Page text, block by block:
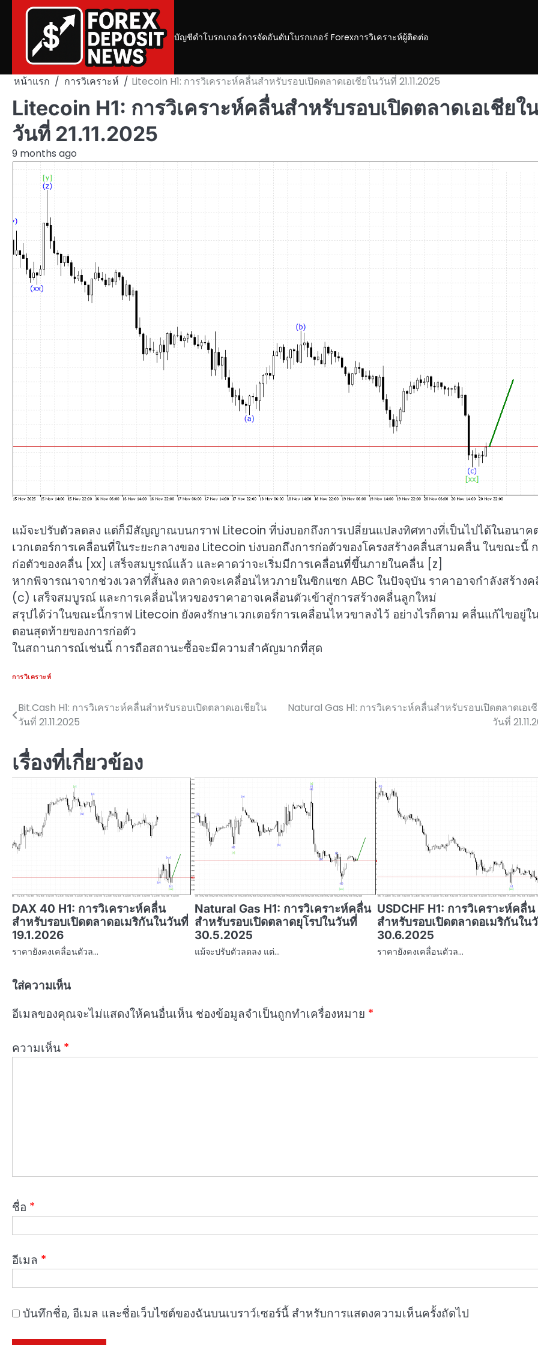
บัญชีดำโบรกเกอร์การจัดอันดับโบรกเกอร์ Forexการวิเคราะห์ผู้ติดต่อ
หน้าแรก การวิเคราะห์ Litecoin H1: การวิเคราะห์คลื่นสำหรับรอบเปิดตลาดเอเชียในวันที่ 21.11.2025
Litecoin H1: การวิเคราะห์คลื่นสำหรับรอบเปิดตลาดเอเชียใ
วันที่ 21.11.2025
9 months ago
แม้จะปรับตัวลดลง แต่ก็มีสัญญาณบนกราฟ Litecoin ที่บ่งบอกถึงการเปลี่ยนแปลงทิศทางที่เป็นไปได้ในอนาค
เวกเตอร์การเคลื่อนที่ในระยะกลางของ Litecoin บ่งบอกถึงการก่อตัวของโครงสร้างคลื่นสามคลื่น ในขณะนี้
ก่อตัวของคลื่น [xx] เสร็จสมบูรณ์แล้ว และคาดว่าจะเริ่มมีการเคลื่อนที่ขึ้นภายในคลื่น [z]
หากพิจารณาจากช่วงเวลาที่สั้นลง ตลาดจะเคลื่อนไหวภายในซิกแซก ABC ในปัจจุบัน ราคาอาจกำลังสร้าง
(c) เสร็จสมบูรณ์ และการเคลื่อนไหวของราคาอาจเคลื่อนตัวเข้าสู่การสร้างคลื่นลูกใหม่
สรุปได้ว่าในขณะนี้กราฟ Litecoin ยังคงรักษาเวกเตอร์การเคลื่อนไหวขาลงไว้ อย่างไรก็ตาม คลื่นแก้ไขอยู่ใ
ตอนสุดท้ายของการก่อตัว
ในสถานการณ์เช่นนี้ การถือสถานะซื้อจะมีความสำคัญมากที่สุด
การวิเคราะห์
แนะแนว
Bit.Cash H1: การวิเคราะห์คลื่นสำหรับรอบเปิดตลาดเอเชียใน
วันที่ 21.11.2025
Natural Gas H1: การวิเคราะห์คลื่นสำหรับรอบเปิดตลาดเอเ
วันที่
เรื่องที่เกี่ยวข้อง
DAX 40 H1: การวิเคราะห์คลื่น
สำหรับรอบเปิดตลาดอเมริกันในวันที่
19.1.2026
ราคายังคงเคลื่อนตัวล…
Natural Gas H1: การวิเคราะห์คลื่น
สำหรับรอบเปิดตลาดยุโรปในวันที่
30.5.2025
แม้จะปรับตัวลดลง แต่…
USDCHF H1: การวิเคราะห์คลื่น
สำหรับรอบเปิดตลาดอเมริกันใน
30.6.2025
ราคายังคงเคลื่อนตัวล…
ใส่ความเห็น
อีเมลของคุณจะไม่แสดงให้คนอื่นเห็น ช่องข้อมูลจำเป็นถูกทำเครื่องหมาย *
ความเห็น *
ชื่อ *
อีเมล *
บันทึกชื่อ, อีเมล และชื่อเว็บไซต์ของฉันบนเบราว์เซอร์นี้ สำหรับการแสดงความเห็นครั้งถัดไป